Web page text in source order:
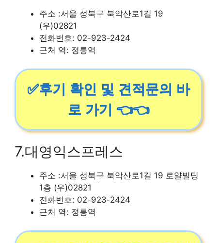
주소 :서울 성북구 북악산로1길 19
(우)02821
전화번호: 02-923-2424
근처 역: 정릉역
✅후기 확인 및 견적문의 바
로 가기 👈👈
7.대영익스프레스
주소 :서울 성북구 북악산로1길 19 로얄빌딩
1층 (우)02821
전화번호: 02-923-2424
근처 역: 정릉역